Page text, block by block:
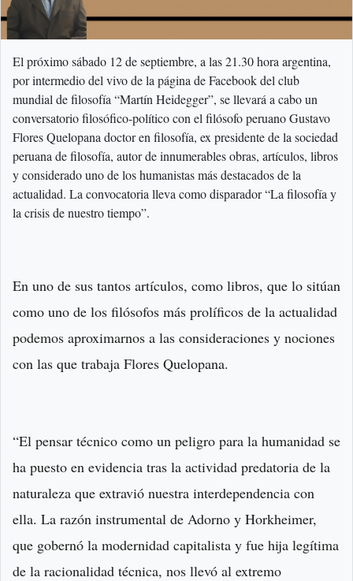
El próximo sábado 12 de septiembre, a las 21.30 hora argentina,
por intermedio del vivo de la página de Facebook del club
mundial de filosofía “Martín Heidegger”, se llevará a cabo un
conversatorio filosófico-político con el filósofo peruano Gustavo
Flores Quelopana doctor en filosofía, ex presidente de la sociedad
peruana de filosofía, autor de innumerables obras, artículos, libros
y considerado uno de los humanistas más destacados de la
actualidad. La convocatoria lleva como disparador “La filosofía y
la crisis de nuestro tiempo”.
En uno de sus tantos artículos, como libros, que lo sitúan
como uno de los filósofos más prolíficos de la actualidad
podemos aproximarnos a las consideraciones y nociones
con las que trabaja Flores Quelopana.
“El pensar técnico como un peligro para la humanidad se
ha puesto en evidencia tras la actividad predatoria de la
naturaleza que extravió nuestra interdependencia con
ella. La razón instrumental de Adorno y Horkheimer,
que gobernó la modernidad capitalista y fue hija legítima
de la racionalidad técnica, nos llevó al extremo